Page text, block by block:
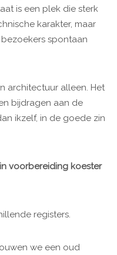
is een plek die sterk
karakter, maar
spontaan
architectuur alleen. Het
bijdragen aan de
ikzelf, in de goede zin
voorbereiding koester
registers.
we een oud